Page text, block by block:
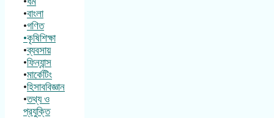
•বাংলা
•গণিত
•কৃষিশিক্ষা
•ব্যবসায়
•ফিন্যান্স
•মার্কেটিং
•হিসাববিজ্ঞান
•তথ্য ও
প্রযুক্তি